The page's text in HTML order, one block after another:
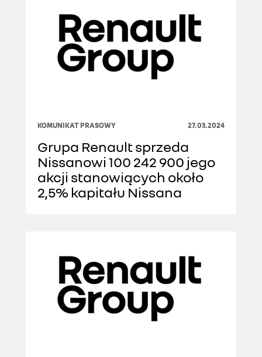
kolejna ofensywa
produktowa
KOMUNIKAT PRASOWY 27.03.2024
Grupa Renault sprzeda
Nissanowi 100 242 900 jego
akcji stanowiących około
2,5% kapitału Nissana